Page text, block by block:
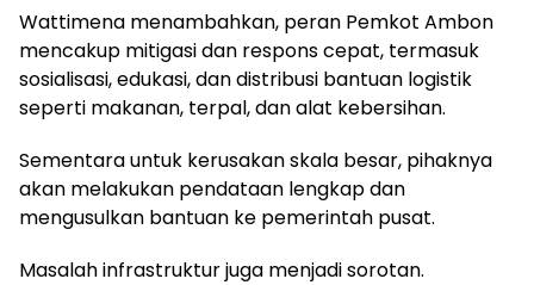
Wattimena menambahkan, peran Pemkot Ambon
mencakup mitigasi dan respons cepat, termasuk
sosialisasi, edukasi, dan distribusi bantuan logistik
seperti makanan, terpal, dan alat kebersihan.
Sementara untuk kerusakan skala besar, pihaknya
akan melakukan pendataan lengkap dan
mengusulkan bantuan ke pemerintah pusat.
Masalah infrastruktur juga menjadi sorotan.